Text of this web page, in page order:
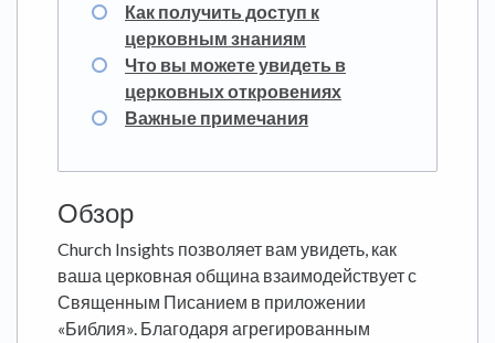
Как получить доступ к
церковным знаниям
Что вы можете увидеть в
церковных откровениях
Важные примечания
Обзор
Church Insights позволяет вам увидеть, как
ваша церковная община взаимодействует с
Священным Писанием в приложении
«Библия». Благодаря агрегированным